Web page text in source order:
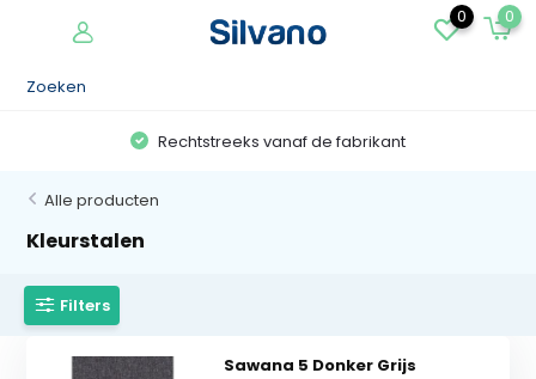
0 0
Rechtstreeks vanaf de fabrikant
Alle producten
Kleurstalen
Filters
Sawana 5 Donker Grijs